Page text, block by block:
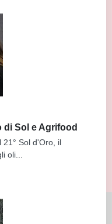
di Sol e Agrifood
21° Sol d'Oro, il
oli...